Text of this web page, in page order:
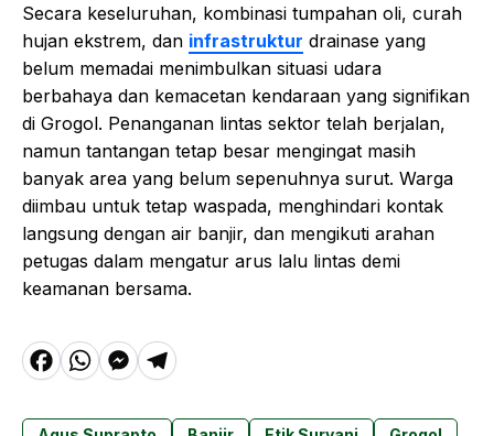
Secara keseluruhan, kombinasi tumpahan oli, curah
hujan ekstrem, dan infrastruktur drainase yang
belum memadai menimbulkan situasi udara
berbahaya dan kemacetan kendaraan yang signifikan
di Grogol. Penanganan lintas sektor telah berjalan,
namun tantangan tetap besar mengingat masih
banyak area yang belum sepenuhnya surut. Warga
diimbau untuk tetap waspada, menghindari kontak
langsung dengan air banjir, dan mengikuti arahan
petugas dalam mengatur arus lalu lintas demi
keamanan bersama.
F WMT